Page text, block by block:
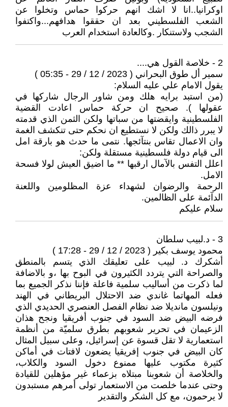
اوكرانيا..انا لا اشك انهم حركوا حماس وتخلوا عن
الشعب الفلسطيني بعد ان حققوا هدافهم...واكتفوا
الشجب ولاستنكار .وكالعادة استخدام العرب
2 - خلاصة القول هي....
سمير أل طوق البحراني ( 2023 / 12 / 29 - 05:35 )
يقول الامام علي عليه السلام:
(من استبد برايه هلك ومن شاور الرجال شاركها في
عقولها ). صحيح ان حركة حماس اعادت القضية
الفلسطينية وايقضتها من سباتها ولكن الثمن الذي قدمته
لا يبرر ذالك ولكن لا نستطيع ان نحكم حتى تنكشف الغمة
وان الاعمال تقاس بنتآئجها. نتمى ما حدث هو بارقة امل
الى قيام دولة فلسطينية مستقلة ولكن:
اعلل التفس بالآمال ارقبها ** ما اضيق العيش لولا فسحة
الامل.
الرحمة والرضوان لشهداء عزة المظلومين واللعنة
الدآئمة على الظالمين.
سلام عليكم
3 - د.لبيب سلطان
محمود يوسف بكير ( 2023 / 12 / 29 - 17:28 )
أشكرك د. لبيب على تعليقك الذي يتسم بالمنطق
والصراحة التي يتردد الكثيرون في البوح بها ،و بالاضافة
لما ذكرت من أساليب سلمية فاعلة فإننا نذكر الجميع بما
فعله المهاتما غاندي ضد الاحتلال البريطاني في الهند
ونيلسون مانديلا ضد نظام الفصل العنصري الحديدي الذي
فرضه البيض ضد السود في جنوب أفريقيا ونجح هذان
الزعيمان في تحرير شعوبهم بطرق سلميّة من أنظمة
استعمارية لا تقل قسوة عن إسرائيل، وعلى سبيل المثال
كان البيض في جنوب إفريقيا يضعون لافتات في أماكن
كثيرة مكتوب عليها ممنوع دخول السود والكلاب،
والخلاصة أن شعوبنا مبتلاه بزعماء غير مؤهلين للقيادة
وحتى عندما خلصت من الاستعمار تولى أمرهم مستبدون
لا يرحمون، مع كل الشكر والتقدير